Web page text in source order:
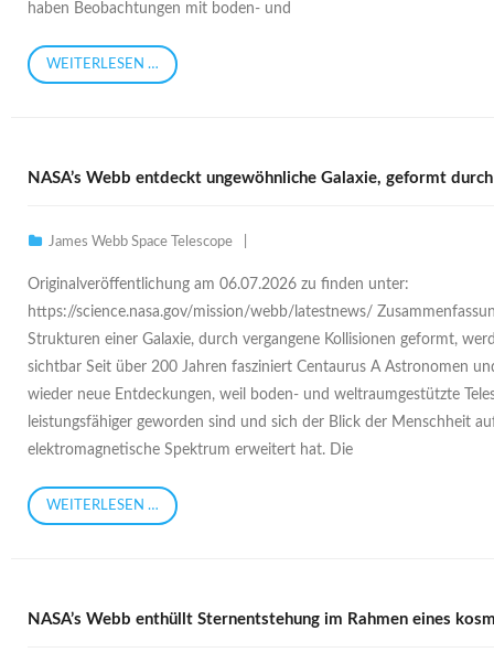
haben Beobachtungen mit boden- und
WEITERLESEN …
NASA’s Webb entdeckt ungewöhnliche Galaxie, geformt
James Webb Space Telescope
Originalveröffentlichung am 06.07.2026 zu finden unter:
https://science.nasa.gov/mission/webb/latestnews/
Strukturen einer Galaxie, durch vergangene Kollisionen geformt,
sichtbar Seit über 200 Jahren fasziniert Centaurus A Astronomen
wieder neue Entdeckungen, weil boden- und weltraumgestützte
leistungsfähiger geworden sind und sich der Blick der Menschheit
elektromagnetische Spektrum erweitert hat. Die
WEITERLESEN …
NASA’s Webb enthüllt Sternentstehung im Rahmen eines